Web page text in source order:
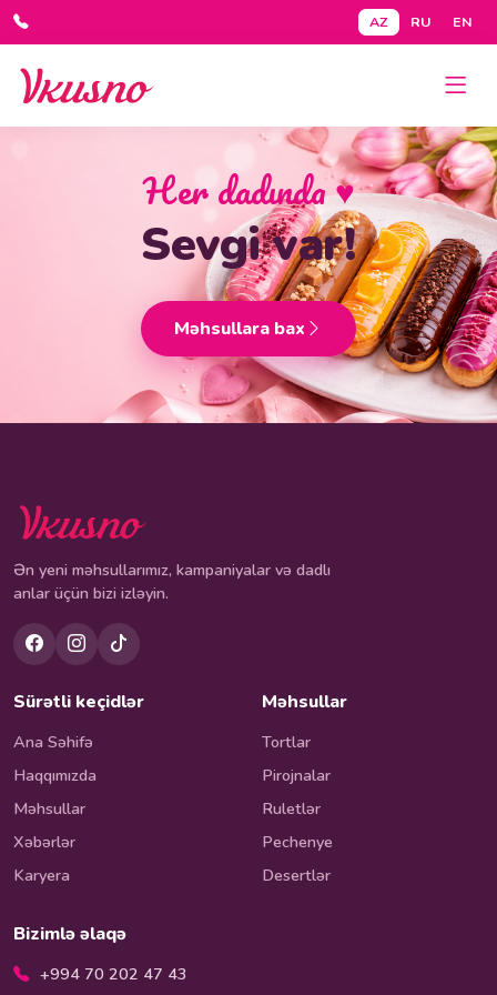
AZ RU EN
Her dadında♥
Sevgi var!
Məhsullara bax
Ən yeni məhsullarımız, kampaniyalar və dadlı
anlar üçün bizi izləyin.
Sürətli keçidlər
Ana Səhifə
Haqqımızda
Məhsullar
Xəbərlər
Karyera
Məhsullar
Tortlar
Pirojnalar
Ruletlər
Pechenye
Desertlər
Bizimlə əlaqə
+994 70 202 47 43